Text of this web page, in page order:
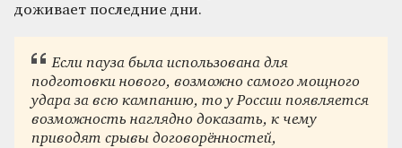
доживает последние дни.
Если пауза была использована для
подготовки нового, возможно самого мощного
удара за всю кампанию, то у России появляется
возможность наглядно доказать, к чему
приводят срывы договорённостей,